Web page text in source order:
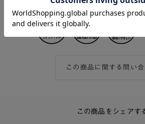
この商品に関する問い
この商品をシェアす